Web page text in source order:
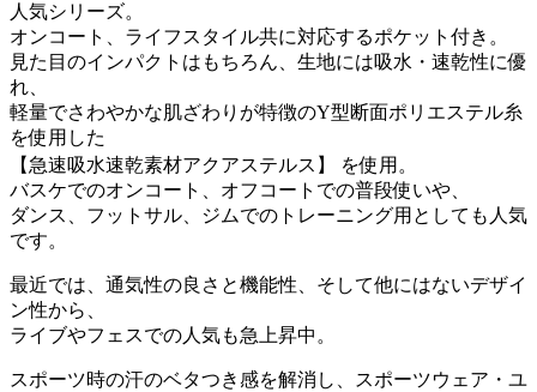
人気シリーズ。
オンコート、ライフスタイル共に対応するポケット付き。
見た目のインパクトはもちろん、生地には吸水・速乾性に優
れ、
軽量でさわやかな肌ざわりが特徴のY型断面ポリエステル糸
を使用した
【急速吸水速乾素材アクアステルス】 を使用。
バスケでのオンコート、オフコートでの普段使いや、
ダンス、フットサル、ジムでのトレーニング用としても人気
です。
最近では、通気性の良さと機能性、そして他にはないデザイ
ン性から、
ライブやフェスでの人気も急上昇中。
スポーツ時の汗のベタつき感を解消し、スポーツウェア・ユ